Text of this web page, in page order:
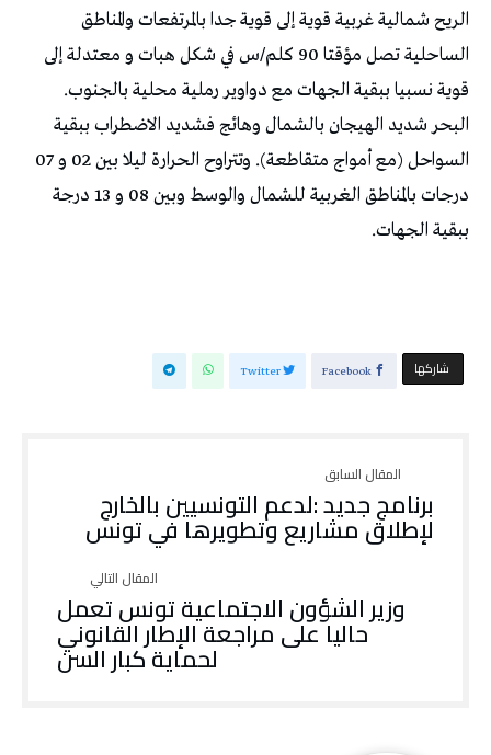
الريح شمالية غربية قوية إلى قوية جدا بالمرتفعات والمناطق
الساحلية تصل مؤقتا 90 كلم/س في شكل هبات و معتدلة إلى
قوية نسبيا ببقية الجهات مع دواوير رملية محلية بالجنوب.
البحر شديد الهيجان بالشمال وهائج فشديد الاضطراب ببقية
السواحل (مع أمواج متقاطعة). وتتراوح الحرارة ليلا بين 02 و 07
درجات بالمناطق الغربية للشمال والوسط وبين 08 و 13 درجة
ببقية الجهات.
‫‫ شاركها‬ Facebook
Twitter
برنامج جديد :لدعم التونسيين بالخارج
لإطلاق مشاريع وتطويرها في تونس
وزير الشؤون الاجتماعية تونس تعمل
حاليا على مراجعة الإطار القانوني
لحماية كبار السن